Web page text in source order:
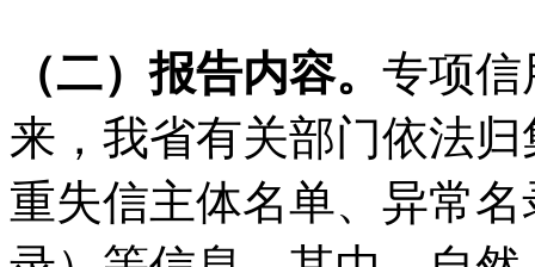
（二）报告内容。 专项信
来，我省有关部门依法
重失信主体名单、异常